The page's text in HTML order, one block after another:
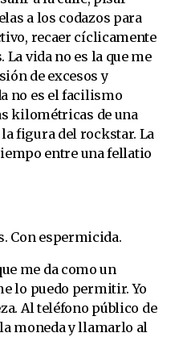
a los codazos para
recaer cíclicamente
La vida no es la que me
de excesos y
no es el facilismo
kilométricas de una
figura del rockstar. La
entre una fellatio
Con espermicida.
me da como un
lo puedo permitir. Yo
Al teléfono público de
moneda y llamarlo al